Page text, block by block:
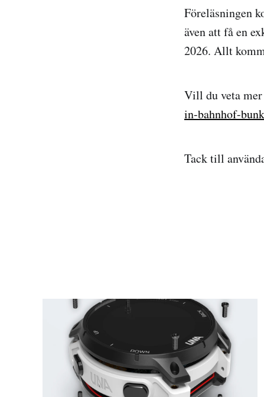
Föreläsningen
även att få en
2026. Allt
Vill du veta
in-bahnhof-
Tack till